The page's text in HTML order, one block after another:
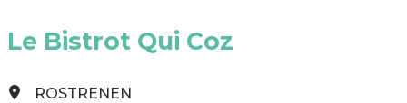
Le Bistrot Qui Coz
ROSTRENEN